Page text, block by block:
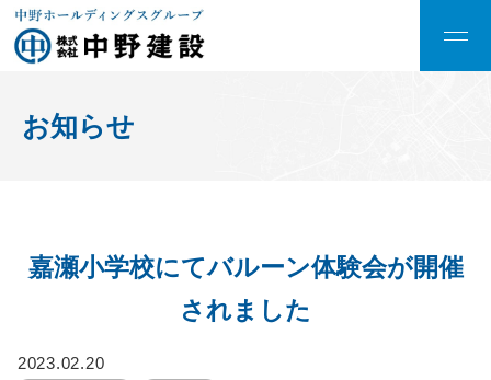
お知らせ
嘉瀬小学校にてバルーン体験会が開催
されました
2023.02.20